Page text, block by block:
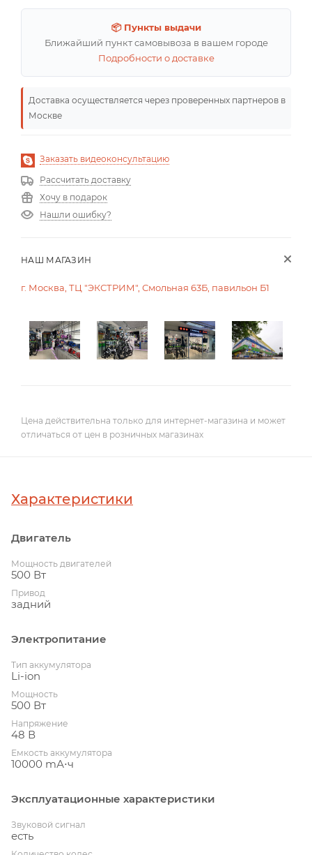
📦 Пункты выдачи
Ближайший пункт самовывоза в вашем городе
Подробности о доставке
Доставка осуществляется через проверенных партнеров в
Москве
Заказать видеоконсультацию
Рассчитать доставку
Хочу в подарок
Нашли ошибку?
НАШ МАГАЗИН
г. Москва, ТЦ "ЭКСТРИМ", Смольная 63Б, павильон Б1
Цена действительна только для интернет-магазина и может
отличаться от цен в розничных магазинах
Характеристики
Двигатель
Мощность двигателей
500 Вт
Привод
задний
Электропитание
Тип аккумулятора
Li-ion
Мощность
500 Вт
Напряжение
48 В
Емкость аккумулятора
10000 mА⋅ч
Эксплуатационные характеристики
Звуковой сигнал
есть